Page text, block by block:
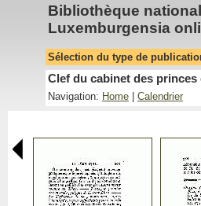
Bibliothèque
Luxemburgensia
Sélection du type de
Clef du cabinet des princes
Navigation: Home Calendrier